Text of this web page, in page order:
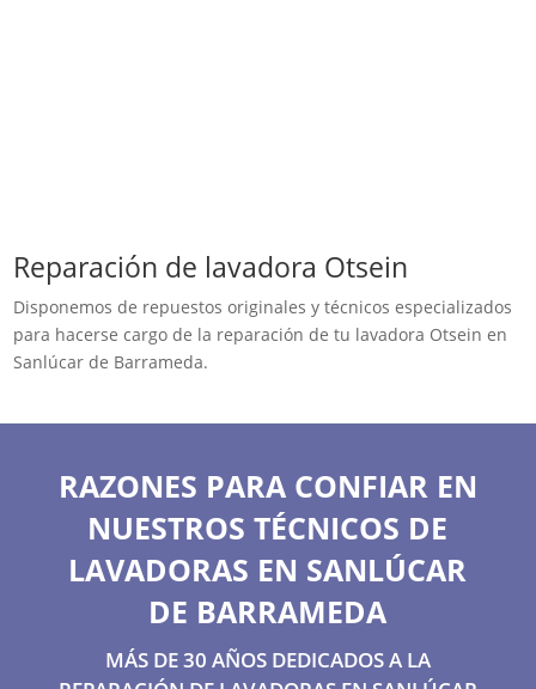
Reparación de lavadora Otsein
Disponemos de repuestos originales y técnicos especializados
para hacerse cargo de la reparación de tu lavadora Otsein en
Sanlúcar de Barrameda.
RAZONES PARA CONFIAR EN
NUESTROS TÉCNICOS DE
LAVADORAS EN SANLÚCAR
DE BARRAMEDA
MÁS DE 30 AÑOS DEDICADOS A LA